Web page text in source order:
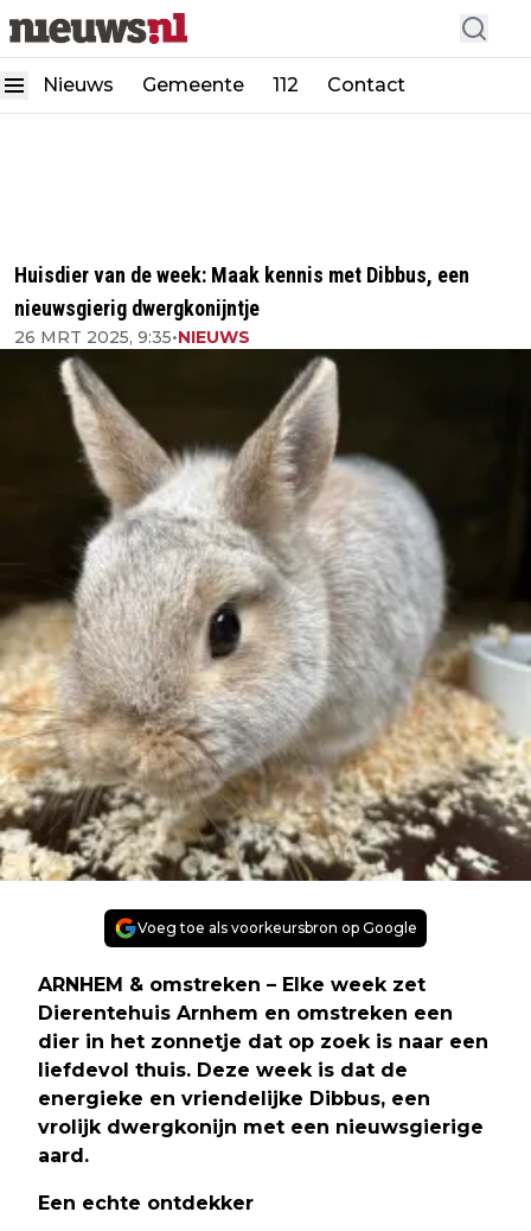
Nieuws Gemeente 112 Contact
Huisdier van de week: Maak kennis met Dibbus, een
nieuwsgierig dwergkonijntje
26 MRT 2025, 9:35•NIEUWS
Voeg toe als voorkeursbron op Google
ARNHEM & omstreken – Elke week zet
Dierentehuis Arnhem en omstreken een
dier in het zonnetje dat op zoek is naar een
liefdevol thuis. Deze week is dat de
energieke en vriendelijke Dibbus, een
vrolijk dwergkonijn met een nieuwsgierige
aard.
Een echte ontdekker